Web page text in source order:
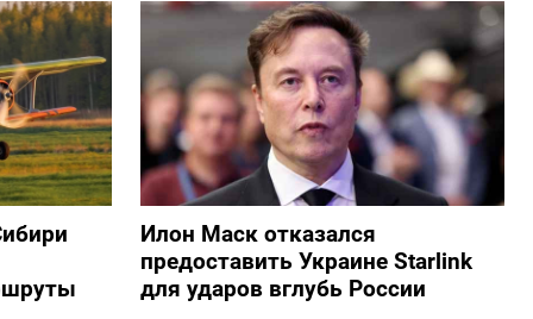
Илон Маск отказался
предоставить Украине Starlink
для ударов вглубь России